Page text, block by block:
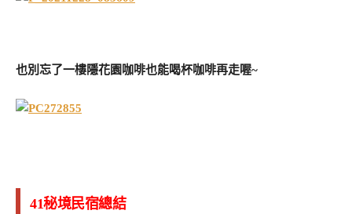
也別忘了一樓隱花園咖啡也能喝杯咖啡再走喔~
41秘境民宿總結